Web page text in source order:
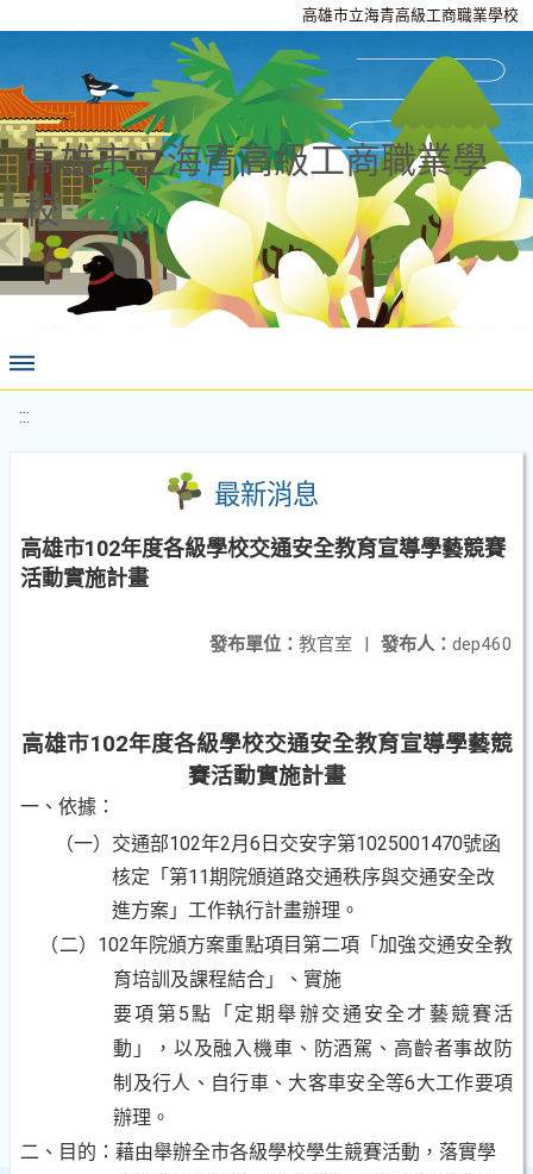
高雄市立海青高級工商職業學校
高雄市立海青高級工商職業學
校
:::
最新消息
高雄市102年度各級學校交通安全教育宣導學藝競賽
活動實施計畫
發布人： dep460
發布單位： 教官室 |
高雄市102年度各級學校交通安全教育宣導學藝競
賽活動實施計畫
一、 依據：
（一）交通部102年2月6日交安字第1025001470號函
核定「第11期院頒道路交通秩序與交通安全改
進方案」工作執行計畫辦理。
（二） 102年院頒方案重點項目第二項「加強交通安全教
育培訓及課程結合」、實施
要項第 5點「定期舉辦交通安全才藝競賽活
動」，以及融入機車、防酒駕、高齡者事故防
制及行人、自行車、大客車安全等6大工作要項
辦理。
二、目的：藉由舉辦全市各級學校學生競賽活動，落實學